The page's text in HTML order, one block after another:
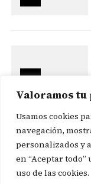
Valoramos
Usamos cookies
navegación,
personalizados y
en “Aceptar
uso de las cookies.
4
© 2026Revista In